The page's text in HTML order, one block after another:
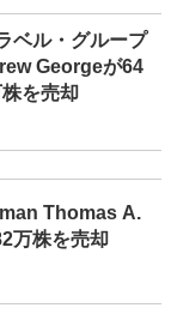
ベル・グループ
Georgeが64
を売却
Thomas A.
万株を売却